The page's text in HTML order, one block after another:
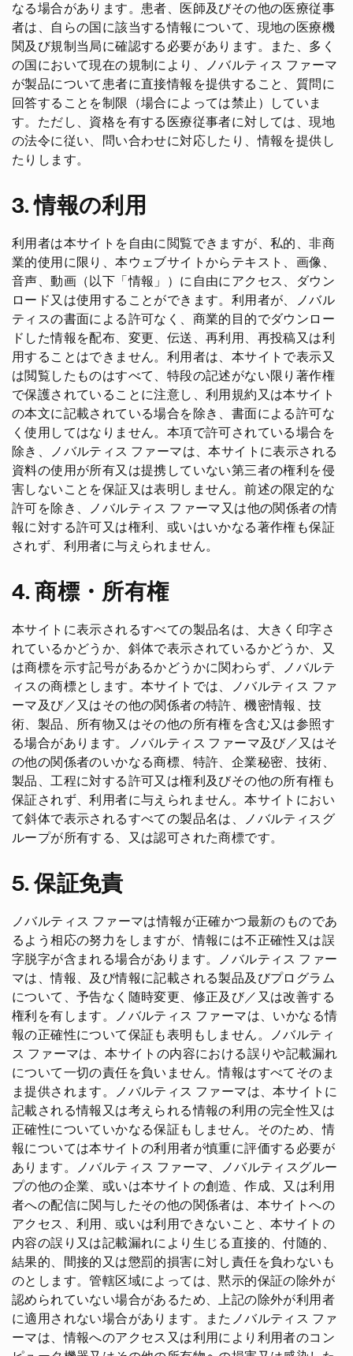
なる場合があります。患者、医師及びその他の医療従事
者は、自らの国に該当する情報について、現地の医療機
関及び規制当局に確認する必要があります。また、多く
の国において現在の規制により、ノバルティス ファーマ
が製品について患者に直接情報を提供すること、質問に
回答することを制限（場合によっては禁止）していま
す。ただし、資格を有する医療従事者に対しては、現地
の法令に従い、問い合わせに対応したり、情報を提供し
たりします。
3. 情報の利用
利用者は本サイトを自由に閲覧できますが、私的、非商
業的使用に限り、本ウェブサイトからテキスト、画像、
音声、動画（以下「情報」）に自由にアクセス、ダウン
ロード又は使用することができます。利用者が、ノバル
ティスの書面による許可なく、商業的目的でダウンロー
ドした情報を配布、変更、伝送、再利用、再投稿又は利
用することはできません。利用者は、本サイトで表示又
は閲覧したものはすべて、特段の記述がない限り著作権
で保護されていることに注意し、利用規約又は本サイト
の本文に記載されている場合を除き、書面による許可な
く使用してはなりません。本項で許可されている場合を
除き、ノバルティス ファーマは、本サイトに表示される
資料の使用が所有又は提携していない第三者の権利を侵
害しないことを保証又は表明しません。前述の限定的な
許可を除き、ノバルティス ファーマ又は他の関係者の情
報に対する許可又は権利、或いはいかなる著作権も保証
されず、利用者に与えられません。
4. 商標・所有権
本サイトに表示されるすべての製品名は、大きく印字さ
れているかどうか、斜体で表示されているかどうか、又
は商標を示す記号があるかどうかに関わらず、ノバルテ
ィスの商標とします。本サイトでは、ノバルティス ファ
ーマ及び／又はその他の関係者の特許、機密情報、技
術、製品、所有物又はその他の所有権を含む又は参照す
る場合があります。ノバルティス ファーマ及び／又はそ
の他の関係者のいかなる商標、特許、企業秘密、技術、
製品、工程に対する許可又は権利及びその他の所有権も
保証されず、利用者に与えられません。本サイトにおい
て斜体で表示されるすべての製品名は、ノバルティスグ
ループが所有する、又は認可された商標です。
5. 保証免責
ノバルティス ファーマは情報が正確かつ最新のものであ
るよう相応の努力をしますが、情報には不正確性又は誤
字脱字が含まれる場合があります。ノバルティス ファー
マは、情報、及び情報に記載される製品及びプログラム
について、予告なく随時変更、修正及び／又は改善する
権利を有します。ノバルティス ファーマは、いかなる情
報の正確性について保証も表明もしません。ノバルティ
ス ファーマは、本サイトの内容における誤りや記載漏れ
について一切の責任を負いません。情報はすべてそのま
ま提供されます。ノバルティス ファーマは、本サイトに
記載される情報又は考えられる情報の利用の完全性又は
正確性についていかなる保証もしません。そのため、情
報については本サイトの利用者が慎重に評価する必要が
あります。ノバルティス ファーマ、ノバルティスグルー
プの他の企業、或いは本サイトの創造、作成、又は利用
者への配信に関与したその他の関係者は、本サイトへの
アクセス、利用、或いは利用できないこと、本サイトの
内容の誤り又は記載漏れにより生じる直接的、付随的、
結果的、間接的又は懲罰的損害に対し責任を負わないも
のとします。管轄区域によっては、黙示的保証の除外が
認められていない場合があるため、上記の除外が利用者
に適用されない場合があります。またノバルティス ファ
ーマは、情報へのアクセス又は利用により利用者のコン